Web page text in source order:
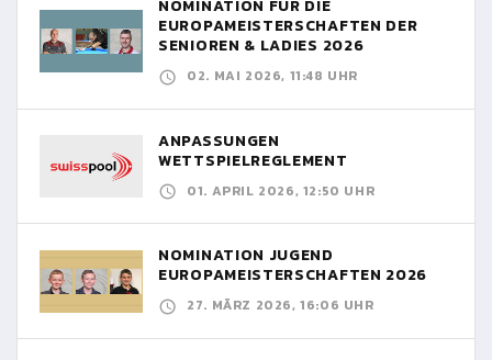
NOMINATION FÜR DIE
EUROPAMEISTERSCHAFTEN DER
SENIOREN & LADIES 2026
02. MAI 2026, 11:48 UHR
ANPASSUNGEN
WETTSPIELREGLEMENT
01. APRIL 2026, 12:50 UHR
NOMINATION JUGEND
EUROPAMEISTERSCHAFTEN 2026
27. MÄRZ 2026, 16:06 UHR